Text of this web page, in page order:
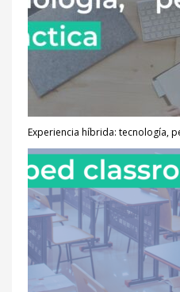
Experiencia híbrida: tecnología,